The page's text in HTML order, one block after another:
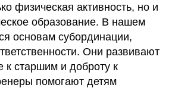
физическая активность, но и
образование. В нашем
основам субординации,
Они развивают
к старшим и доброту к
помогают детям